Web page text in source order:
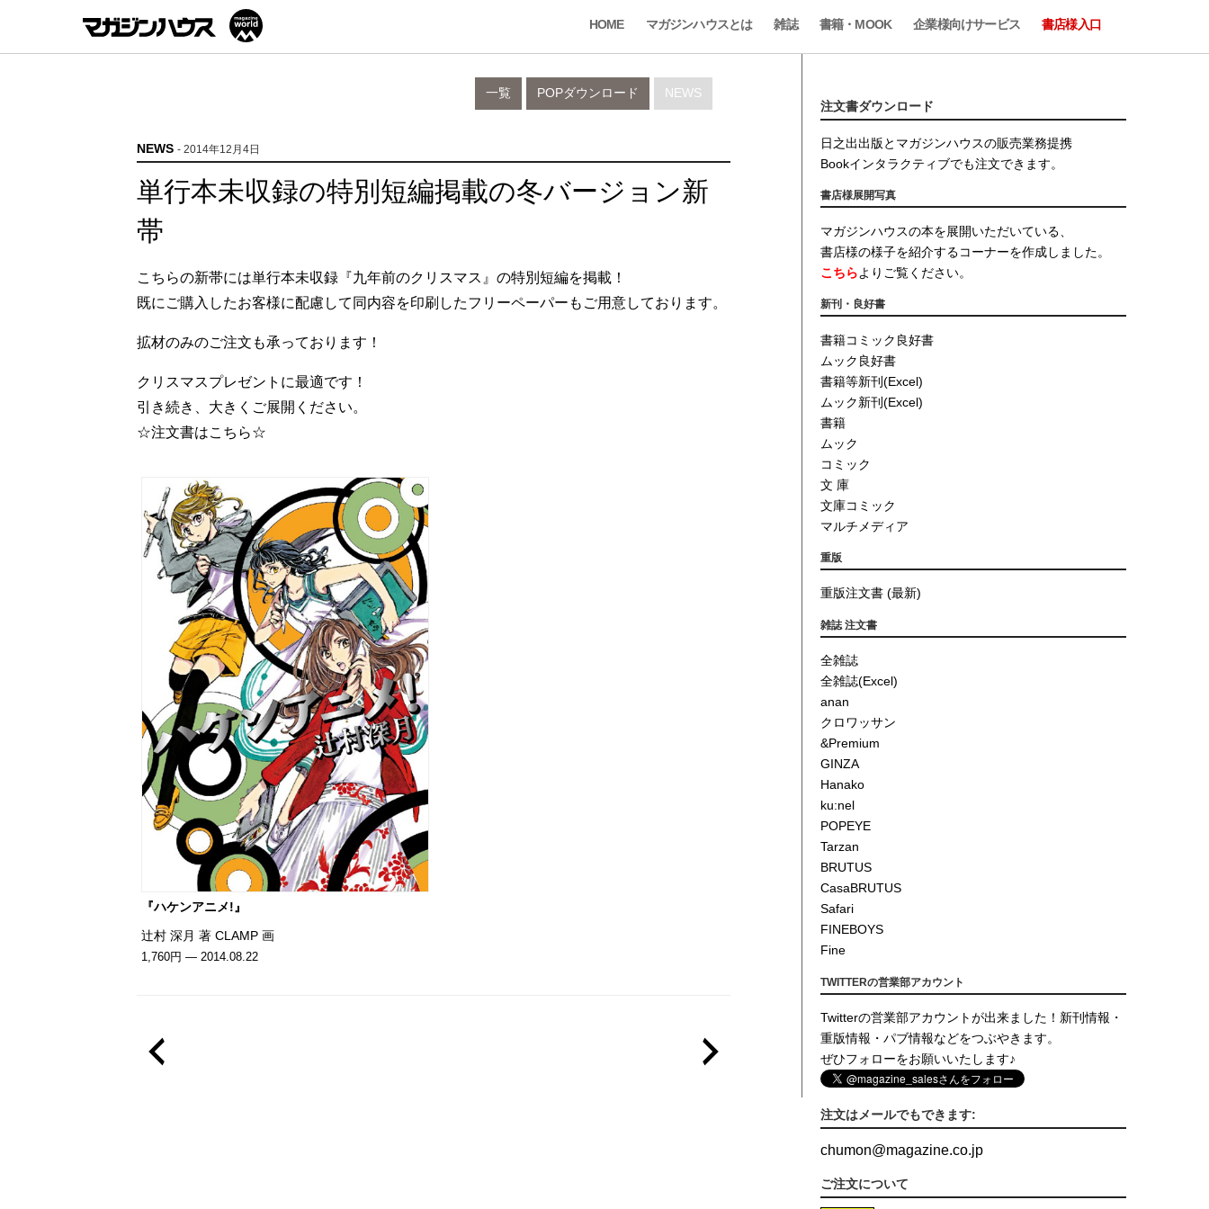
HOME マガジンハウスとは 雑誌 書籍・MOOK 企業様向けサービス 書店様入口
NEWS
POPダウンロード
一覧
NEWS - 2014年12月4日
単行本未収録の特別短編掲載の冬バージョン新
帯
こちらの新帯には単行本未収録『九年前のクリスマス』の特別短編を掲載！
既にご購入したお客様に配慮して同内容を印刷したフリーペーパーもご用意しております。
拡材のみのご注文も承っております！
クリスマスプレゼントに最適です！
引き続き、大きくご展開ください。
☆注文書はこちら☆
『ハケンアニメ!』
辻村 深月 著 CLAMP 画
1,760円 — 2014.08.22
注文書ダウンロード
日之出出版とマガジンハウスの販売業務提携
Bookインタラクティブでも注文できます。
書店様展開写真
マガジンハウスの本を展開いただいている、
書店様の様子を紹介するコーナーを作成しました。
こちらよりご覧ください。
新刊・良好書
書籍コミック良好書
ムック良好書
書籍等新刊(Excel)
ムック新刊(Excel)
書籍
ムック
コミック
文 庫
文庫コミック
マルチメディア
重版
重版注文書 (最新)
雑誌 注文書
全雑誌
全雑誌(Excel)
anan
クロワッサン
&Premium
GINZA
Hanako
ku:nel
POPEYE
Tarzan
BRUTUS
CasaBRUTUS
Safari
FINEBOYS
Fine
TWITTERの営業部アカウント
Twitterの営業部アカウントが出来ました！新刊情報・
重版情報・パブ情報などをつぶやきます。
ぜひフォローをお願いいたします♪
注文はメールでもできます:
chumon@magazine.co.jp
ご注文について